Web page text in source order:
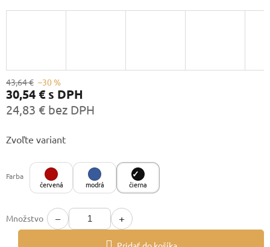
43,64 € –30 %
30,54 €s DPH
24,83 € bez DPH
cena:
Zvoľte variant
Farba
červená
modrá čierna
Množstvo − +